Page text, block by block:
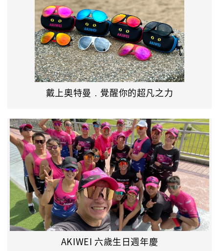
戴上奧特曼﹒覺醒你的超凡之力
AKIWEI 六歲生日週年慶